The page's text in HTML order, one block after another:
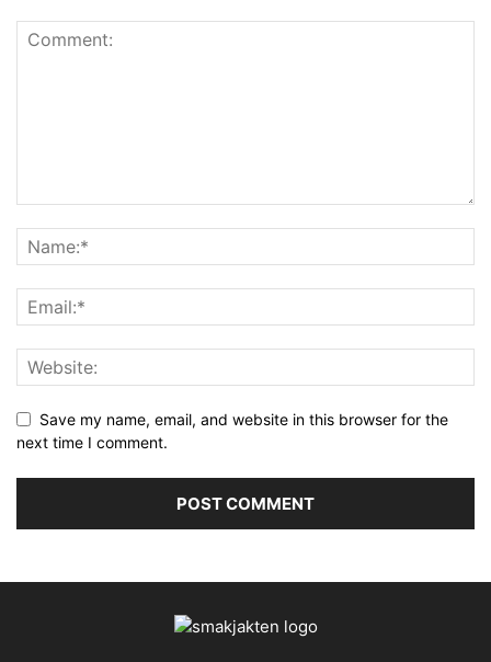
Save my name, email, and website in this browser for the
next time I comment.